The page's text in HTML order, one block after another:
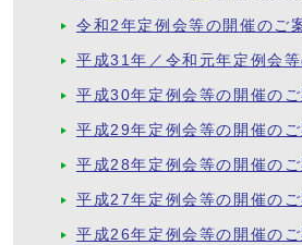
令和2年定例会等の開催のご
平成31年／令和元年定例会
平成30年定例会等の開催のご
平成29年定例会等の開催のご
平成28年定例会等の開催のご
平成27年定例会等の開催のご
平成26年定例会等の開催のご